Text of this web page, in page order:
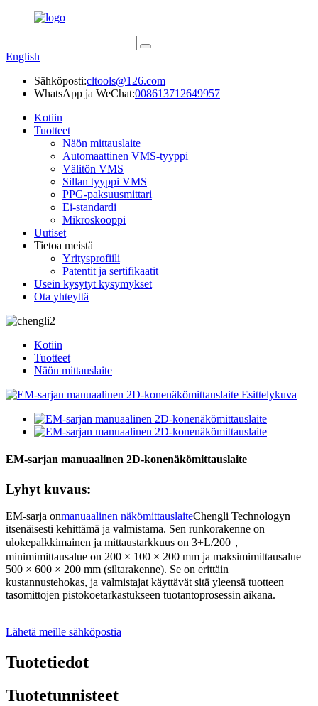
English
Sähköposti:cltools@126.com
WhatsApp ja WeChat:008613712649957
Kotiin
Tuotteet
Näön mittauslaite
Automaattinen VMS-tyyppi
Välitön VMS
Sillan tyyppi VMS
PPG-paksuusmittari
Ei-standardi
Mikroskooppi
Uutiset
Tietoa meistä
Yritysprofiili
Patentit ja sertifikaatit
Usein kysytyt kysymykset
Ota yhteyttä
Kotiin
Tuotteet
Näön mittauslaite
EM-sarjan manuaalinen 2D-konenäkömittauslaite
Lyhyt kuvaus:
EM-sarja onmanuaalinen näkömittauslaiteChengli Technologyn
itsenäisesti kehittämä ja valmistama. Sen runkorakenne on
ulokepalkkimainen ja mittaustarkkuus on 3+L/200，
minimimittausalue on 200 × 100 × 200 mm ja maksimimittausalue
500 × 600 × 200 mm (siltarakenne). Se on erittäin
kustannustehokas, ja valmistajat käyttävät sitä yleensä tuotteen
tasomittojen pistokoetarkastukseen tuotantoprosessin aikana.
Lähetä meille sähköpostia
Tuotetiedot
Tuotetunnisteet